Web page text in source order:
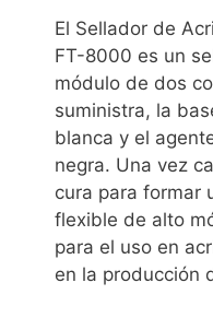
El Sellador de
FT-8000 es un
módulo de dos
suministra, la
blanca y el
negra. Una vez
cura para formar
flexible de alto
para el uso en
en la producción